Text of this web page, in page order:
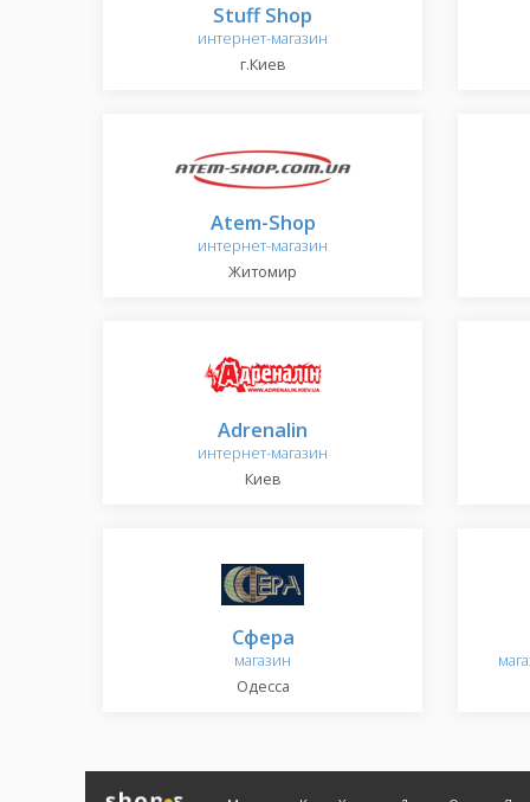
Stuff Shop
интернет-магазин
г.Киев
Atem-Shop
интернет-магазин
Житомир
Adrenalin
интернет-магазин
Киев
Сфера
магазин
Одесса